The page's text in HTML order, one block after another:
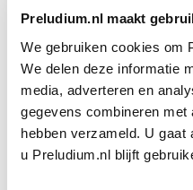
Preludium.nl maakt
We gebruiken cookies om
We delen deze informatie
media, adverteren en
gegevens combineren
hebben verzameld. U
u Preludium.nl blijft